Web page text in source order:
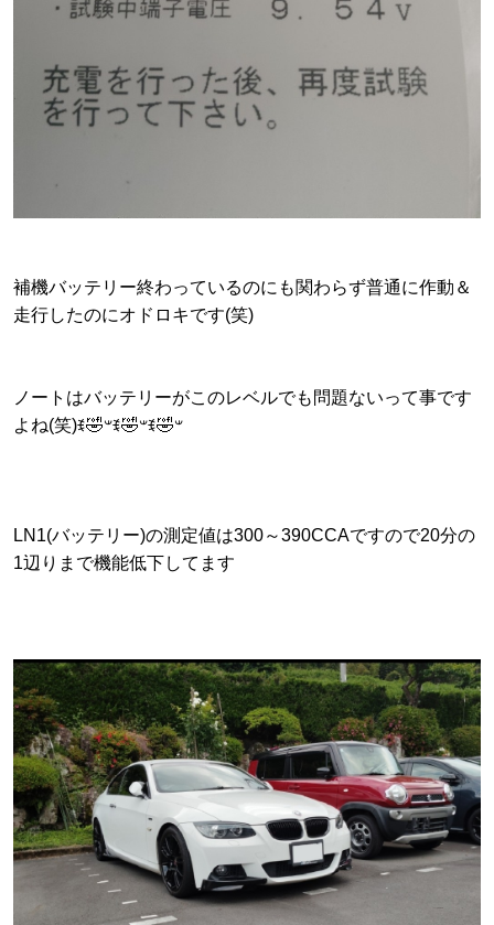
補機バッテリー終わっているのにも関わらず普通に作動＆
走行したのにオドロキです(笑)
ノートはバッテリーがこのレベルでも問題ないって事です
よね(笑)ꉂ🤣𐤔ꉂ🤣𐤔ꉂ🤣𐤔
LN1(バッテリー)の測定値は300～390CCAですので20分の
1辺りまで機能低下してます